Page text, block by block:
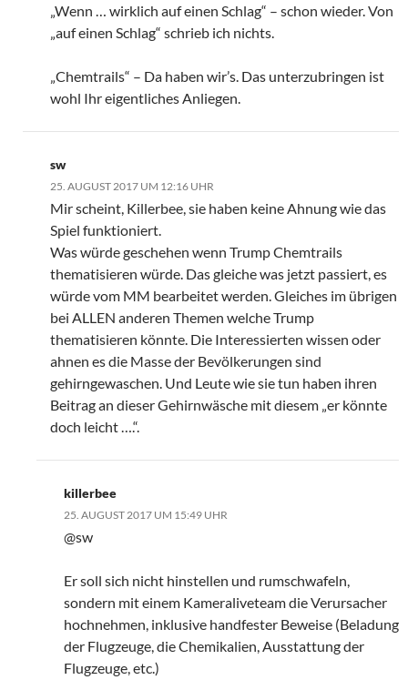
„Wenn … wirklich auf einen Schlag“ – schon wieder. Von
„auf einen Schlag“ schrieb ich nichts.
„Chemtrails“ – Da haben wir’s. Das unterzubringen ist
wohl Ihr eigentliches Anliegen.
sw
25. AUGUST 2017 UM 12:16 UHR
Mir scheint, Killerbee, sie haben keine Ahnung wie das
Spiel funktioniert.
Was würde geschehen wenn Trump Chemtrails
thematisieren würde. Das gleiche was jetzt passiert, es
würde vom MM bearbeitet werden. Gleiches im übrigen
bei ALLEN anderen Themen welche Trump
thematisieren könnte. Die Interessierten wissen oder
ahnen es die Masse der Bevölkerungen sind
gehirngewaschen. Und Leute wie sie tun haben ihren
Beitrag an dieser Gehirnwäsche mit diesem „er könnte
doch leicht ….“.
killerbee
25. AUGUST 2017 UM 15:49 UHR
@sw
Er soll sich nicht hinstellen und rumschwafeln,
sondern mit einem Kameraliveteam die Verursacher
hochnehmen, inklusive handfester Beweise (Beladung
der Flugzeuge, die Chemikalien, Ausstattung der
Flugzeuge, etc.)